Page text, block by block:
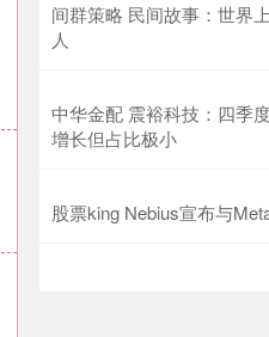
间群策略 民间故事：世界
人
中华金配 震裕科技：四季
增长但占比极小
股票king Nebius宣布与